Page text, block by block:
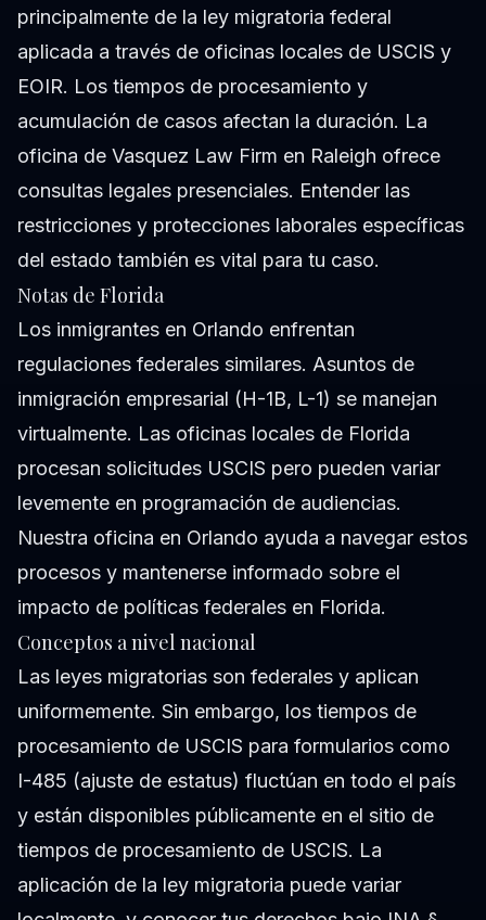
principalmente de la ley migratoria federal
aplicada a través de oficinas locales de USCIS y
EOIR. Los tiempos de procesamiento y
acumulación de casos afectan la duración. La
oficina de Vasquez Law Firm en Raleigh ofrece
consultas legales presenciales. Entender las
restricciones y protecciones laborales específicas
del estado también es vital para tu caso.
Notas de Florida
Los inmigrantes en Orlando enfrentan
regulaciones federales similares. Asuntos de
inmigración empresarial (H-1B, L-1) se manejan
virtualmente. Las oficinas locales de Florida
procesan solicitudes USCIS pero pueden variar
levemente en programación de audiencias.
Nuestra oficina en Orlando ayuda a navegar estos
procesos y mantenerse informado sobre el
impacto de políticas federales en Florida.
Conceptos a nivel nacional
Las leyes migratorias son federales y aplican
uniformemente. Sin embargo, los tiempos de
procesamiento de USCIS para formularios como
I-485 (ajuste de estatus) fluctúan en todo el país
y están disponibles públicamente en el sitio de
tiempos de procesamiento de USCIS. La
aplicación de la ley migratoria puede variar